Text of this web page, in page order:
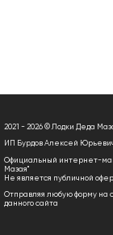
2021 - 2026 © Лодки Деда
ИП Бурдов Алексей
Официальный интернет-
Мазая"
Не является публичной
Отправляя любую форму на
данного сайта